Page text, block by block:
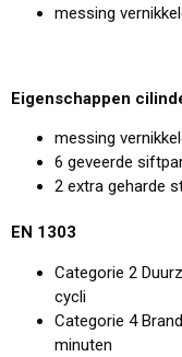
messing
Eigenschappen
messing
6 geveerde
2 extra geharde
EN 1303
Categorie 2
cycli
Categorie 4
minuten